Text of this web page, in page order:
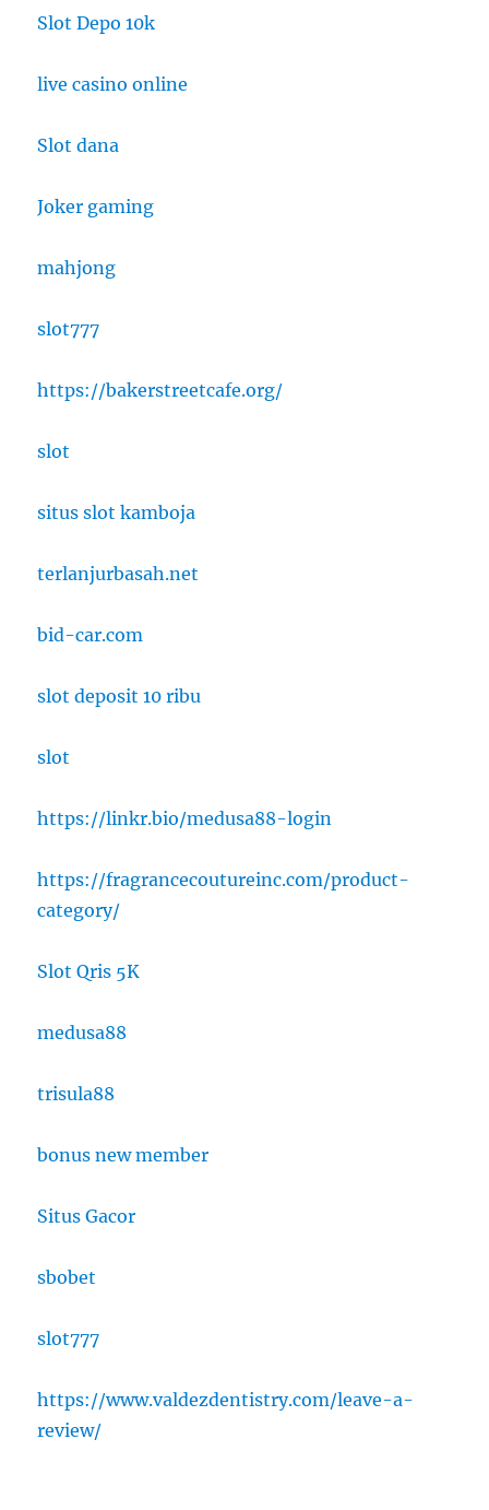
Slot Depo 10k
live casino online
Slot dana
Joker gaming
mahjong
slot777
https://bakerstreetcafe.org/
slot
situs slot kamboja
terlanjurbasah.net
bid-car.com
slot deposit 10 ribu
slot
https://linkr.bio/medusa88-login
https://fragrancecoutureinc.com/product-
category/
Slot Qris 5K
medusa88
trisula88
bonus new member
Situs Gacor
sbobet
slot777
https://www.valdezdentistry.com/leave-a-
review/